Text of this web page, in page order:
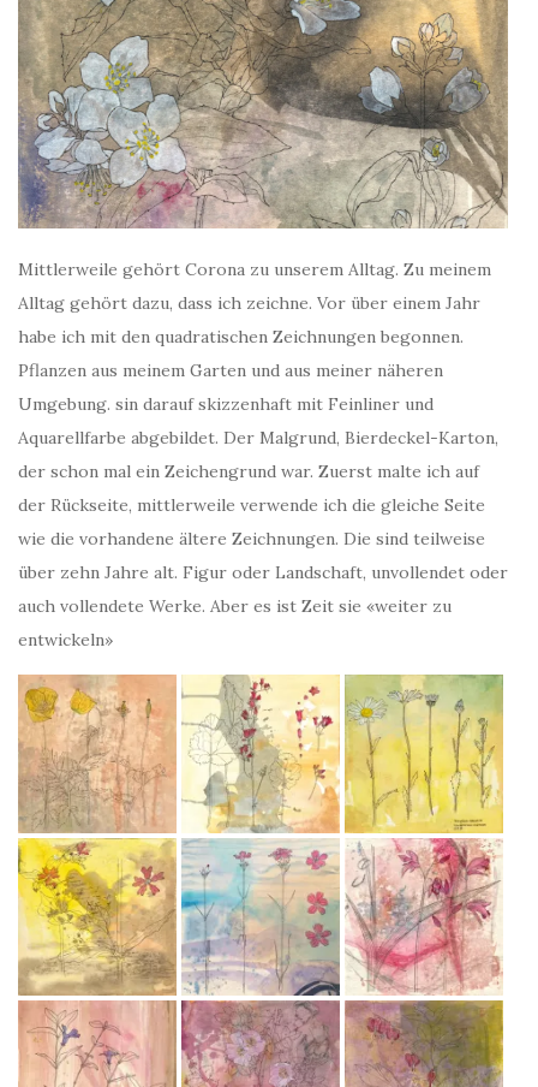
Mittlerweile gehört Corona zu unserem Alltag. Zu meinem
Alltag gehört dazu, dass ich zeichne. Vor über einem Jahr
habe ich mit den quadratischen Zeichnungen begonnen.
Pflanzen aus meinem Garten und aus meiner näheren
Umgebung. sin darauf skizzenhaft mit Feinliner und
Aquarellfarbe abgebildet. Der Malgrund, Bierdeckel-Karton,
der schon mal ein Zeichengrund war. Zuerst malte ich auf
der Rückseite, mittlerweile verwende ich die gleiche Seite
wie die vorhandene ältere Zeichnungen. Die sind teilweise
über zehn Jahre alt. Figur oder Landschaft, unvollendet oder
auch vollendete Werke. Aber es ist Zeit sie «weiter zu
entwickeln»